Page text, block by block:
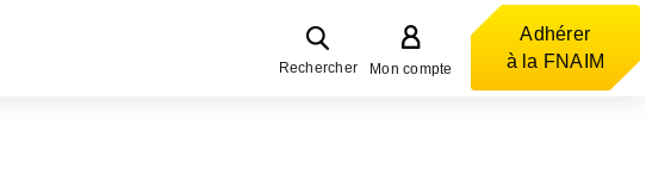
Rechercher Mon compte
Adhérer
à la FNAIM